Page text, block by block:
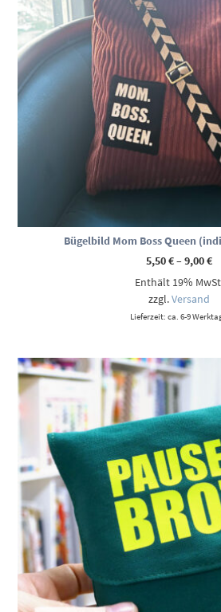
Bügelbild Mom Boss Queen
5,50€–9,00€
Enthält 19%
zzgl.Versand
Lieferzeit: ca. 6-9